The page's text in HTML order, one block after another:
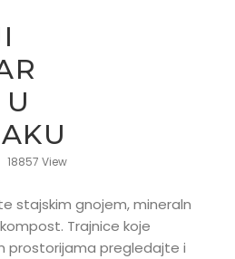
18857 View
stajskim gnojem, mineralnim
Trajnice koje
prostorijama pregledajte i